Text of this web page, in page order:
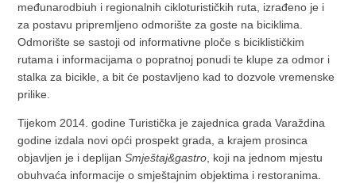
međunarodbiuh i regionalnih cikloturističkih ruta, izrađeno je i
za postavu pripremljeno odmorište za goste na biciklima.
Odmorište se sastoji od informativne ploče s biciklističkim
rutama i informacijama o popratnoj ponudi te klupe za odmor i
stalka za bicikle, a bit će postavljeno kad to dozvole vremenske
prilike.
Tijekom 2014. godine Turistička je zajednica grada Varaždina
godine izdala novi opći prospekt grada, a krajem prosinca
objavljen je i deplijanSmještaj&gastro, koji na jednom mjestu
obuhvaća informacije o smještajnim objektima i restoranima.